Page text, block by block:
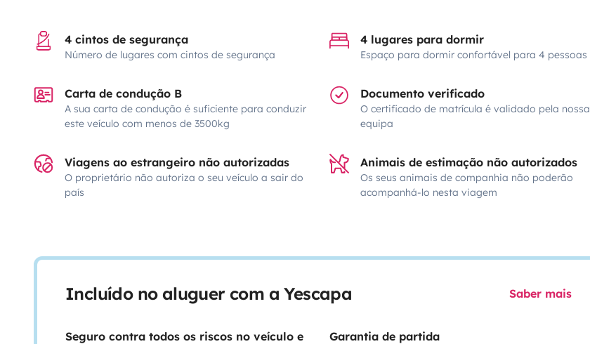
4 cintos de segurança
Número de lugares com cintos de segurança
4 lugares para dormir
Espaço para dormir confortável para 4 pessoas
Carta de condução B
A sua carta de condução é suficiente para conduzir
este veículo com menos de 3500kg
Documento verificado
O certificado de matrícula é validado pela nossa
equipa
Viagens ao estrangeiro não autorizadas
O proprietário não autoriza o seu veículo a sair do
país
Animais de estimação não autorizados
Os seus animais de companhia não poderão
acompanhá-lo nesta viagem
Incluído no aluguer com a Yescapa Saber mais
Seguro contra todos os riscos no veículo e
Garantia de partida